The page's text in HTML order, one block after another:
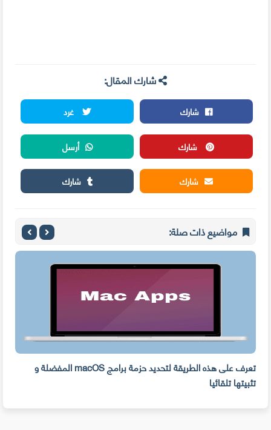
شارك المقال:
شارك
غرد
شارك
أرسل
شارك
شارك
مواضيع ذات صلة:
تعرف على هذه الطريقة لتحديد حزمة برامج macOS المفضلة و
تثبيتها تلقائيا